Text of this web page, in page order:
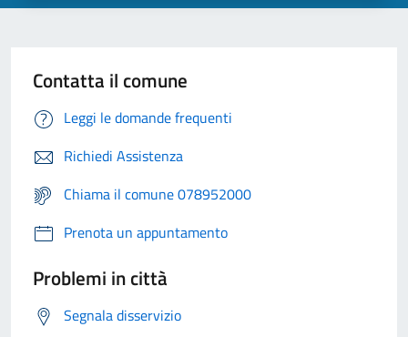
Contatta il comune
Leggi le domande frequenti
Richiedi Assistenza
Chiama il comune 078952000
Prenota un appuntamento
Problemi in città
Segnala disservizio